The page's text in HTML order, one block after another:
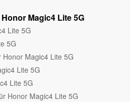
Magic4 Lite 5G
Lite 5G
5G
Magic4 Lite 5G
Lite 5G
Lite 5G
Honor Magic4 Lite 5G